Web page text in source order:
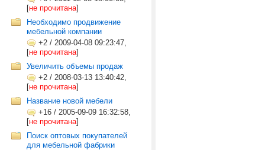
[не прочитана]
Необходимо продвижение
мебельной компании
+2 / 2009-04-08 09:23:47,
[не прочитана]
Увеличить объемы продаж
+2 / 2008-03-13 13:40:42,
[не прочитана]
Название новой мебели
+16 / 2005-09-09 16:32:58,
[не прочитана]
Поиск оптовых покупателей
для мебельной фабрики